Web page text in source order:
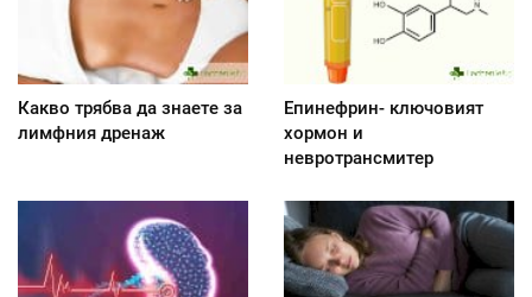
Какво трябва да знаете за
лимфния дренаж
Епинефрин- ключовият
хормон и
невротрансмитер